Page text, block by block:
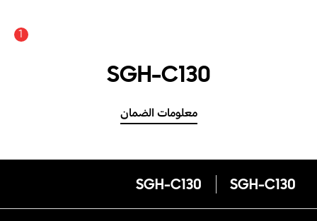
1
SGH-C130
معلومات الضمان
SGH-C130
SGH-C130